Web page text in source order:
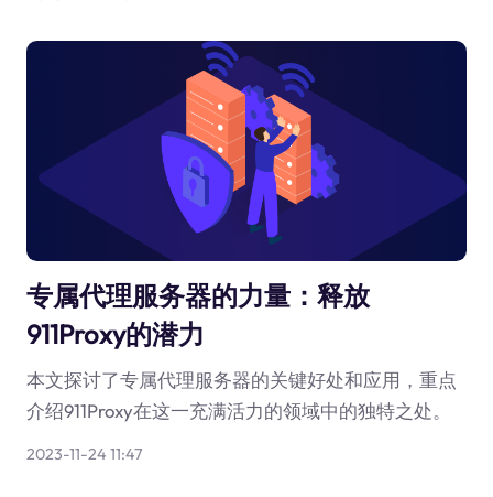
专属代理服务器的力量：释放
911Proxy的潜力
本文探讨了专属代理服务器的关键好处和应用，重点
介绍911Proxy在这一充满活力的领域中的独特之处。
2023-11-24 11:47